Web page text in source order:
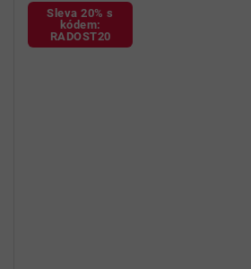
Sleva 20% s
kódem:
RADOST20